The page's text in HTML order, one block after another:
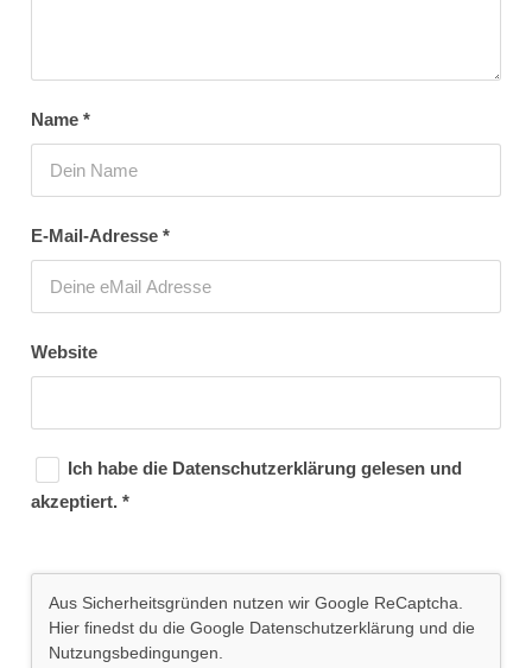
Name *
E-Mail-Adresse *
Website
Ich habe die Datenschutzerklärung gelesen und
akzeptiert. *
Aus Sicherheitsgründen nutzen wir Google ReCaptcha.
Hier finedst du die Google Datenschutzerklärung und die
Nutzungsbedingungen